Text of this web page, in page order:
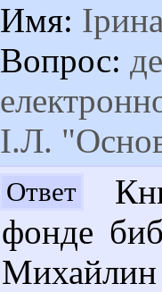
Имя:
Вопрос:
І.Л.
Ответ
фонде